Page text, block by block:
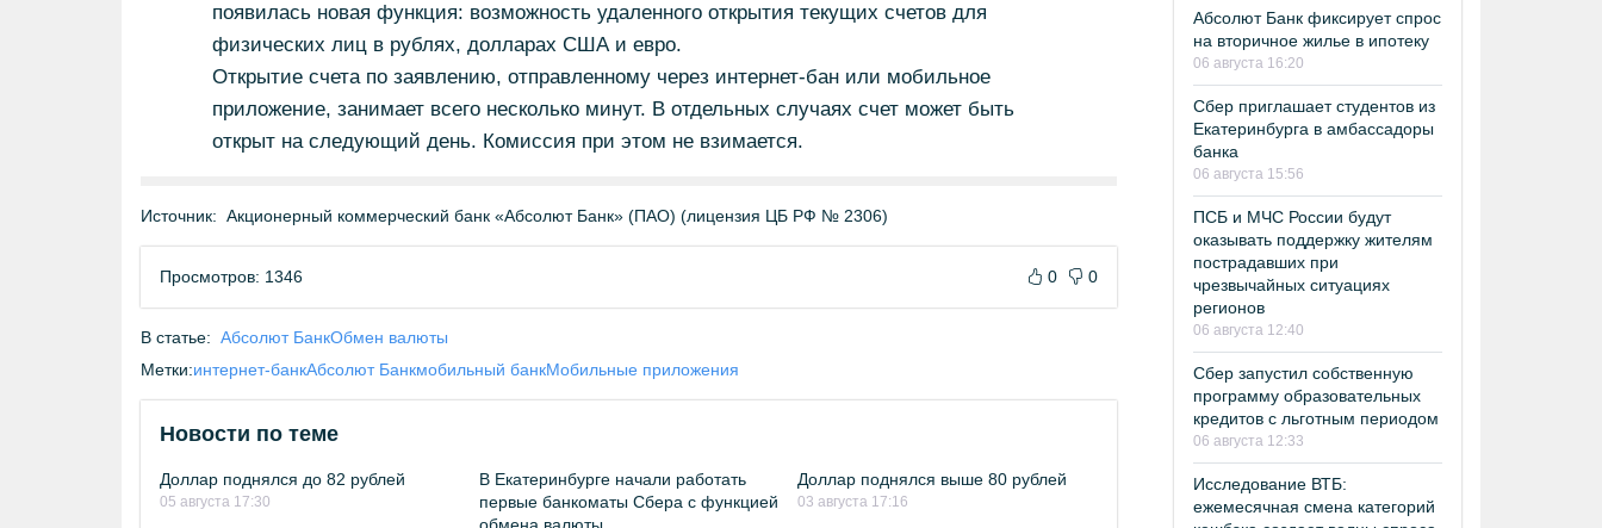
появилась новая функция: возможность удаленного открытия текущих счетов для
физических лиц в рублях, долларах США и евро.
Открытие счета по заявлению, отправленному через интернет-бан или мобильное
приложение, занимает всего несколько минут. В отдельных случаях счет может быть
открыт на следующий день. Комиссия при этом не взимается.
Источник: Акционерный коммерческий банк «Абсолют Банк» (ПАО) (лицензия ЦБ РФ № 2306)
Просмотров: 1346 0 0
В статье: Абсолют БанкОбмен валюты
Метки:интернет-банкАбсолют Банкмобильный банкМобильные приложения
Новости по теме
Доллар поднялся до 82 рублей
05 августа 17:30
В Екатеринбурге начали работать
первые банкоматы Сбера с функцией
Доллар поднялся выше 80 рублей
03 августа 17:16
Абсолют Банк фиксирует спрос
на вторичное жилье в ипотеку
06 августа 16:20
Сбер приглашает студентов из
Екатеринбурга в амбассадоры
банка
06 августа 15:56
ПСБ и МЧС России будут
оказывать поддержку жителям
пострадавших при
чрезвычайных ситуациях
регионов
06 августа 12:40
Сбер запустил собственную
программу образовательных
кредитов с льготным периодом
06 августа 12:33
Исследование ВТБ:
ежемесячная смена категорий